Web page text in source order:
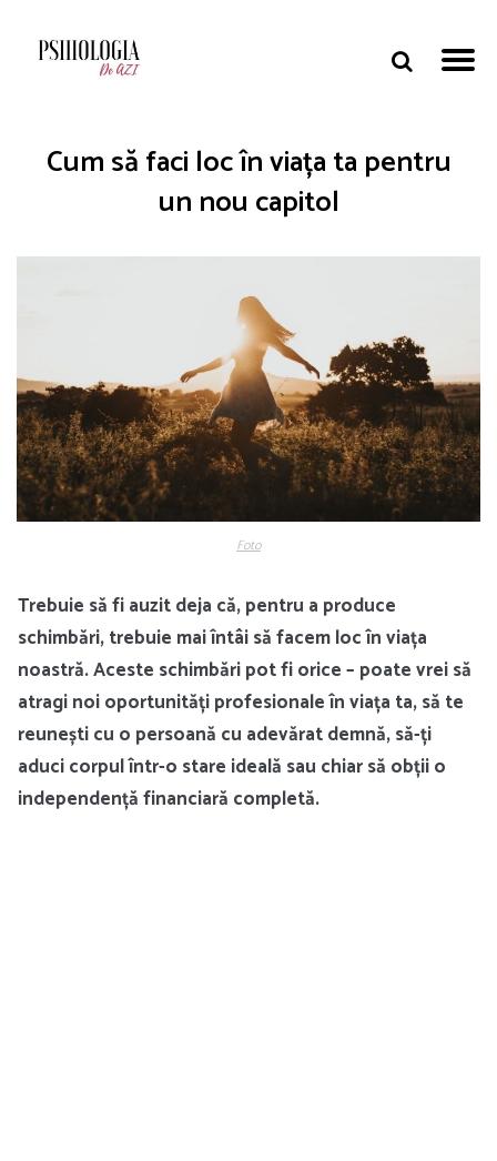
Cum să faci loc în viața ta pentru
un nou capitol
Foto
Trebuie să fi auzit deja că, pentru a produce
schimbări, trebuie mai întâi să facem loc în viața
noastră. Aceste schimbări pot fi orice – poate vrei să
atragi noi oportunități profesionale în viața ta, să te
reunești cu o persoană cu adevărat demnă, să-ți
aduci corpul într-o stare ideală sau chiar să obții o
independență financiară completă.